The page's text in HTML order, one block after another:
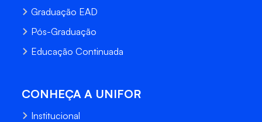
Graduação EAD
Pós-Graduação
Educação Continuada
CONHEÇA A UNIFOR
Institucional